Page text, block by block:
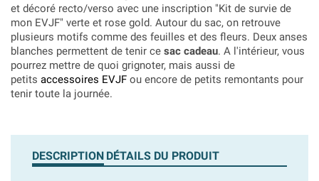
et décoré recto/verso avec une inscription "Kit de survie de
mon EVJF" verte et rose gold. Autour du sac, on retrouve
plusieurs motifs comme des feuilles et des fleurs. Deux anses
blanches permettent de tenir ce sac cadeau. A l'intérieur, vous
pourrez mettre de quoi grignoter, mais aussi de
petits accessoires EVJF ou encore de petits remontants pour
tenir toute la journée.
DESCRIPTION DÉTAILS DU PRODUIT